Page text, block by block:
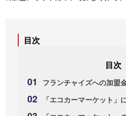
目次
フランチャイズへの加盟
「エコカーマーケット」